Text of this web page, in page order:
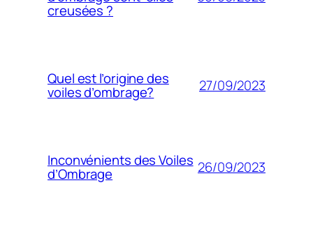
creusées ?
Quel est l’origine des
voiles d’ombrage? 27/09/2023
Inconvénients des Voiles
d’Ombrage 26/09/2023